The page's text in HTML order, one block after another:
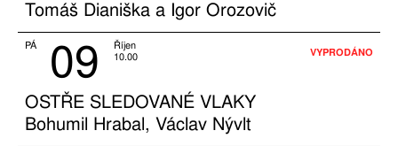
Tomáš Dianiška a Igor Orozovič
PÁ 09
Říjen
10.00
OSTŘE SLEDOVANÉ VLAKY
Bohumil Hrabal, Václav Nývlt
VYPRODÁNO